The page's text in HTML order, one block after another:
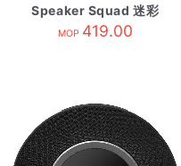
Speaker Squad 迷彩
MOP 419.00